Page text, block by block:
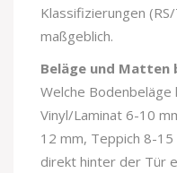
Klassifizierungen
maßgeblich.
Beläge und Matten
Welche
Vinyl/Laminat 6-10
12 mm, Teppich 8-
direkt hinter der Tür